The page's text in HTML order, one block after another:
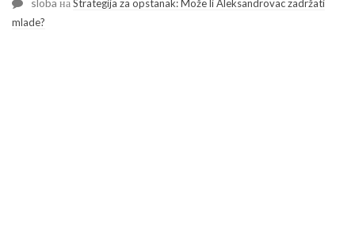
Strategija za opstanak: Može li Aleksandrovac zadržati
mlade?